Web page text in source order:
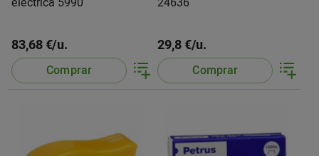
83,68 €/u.
Comprar
29,8 €/u.
Comprar